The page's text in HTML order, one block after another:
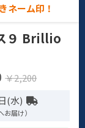
ネーム印！
９ Brillio
￥2,200
(水)
届け）